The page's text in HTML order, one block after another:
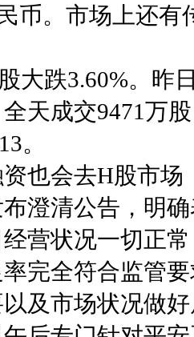
币。市场上还
大跌3.60%。昨
天成交9471万
。
也会去H股市场
澄清公告，明
营状况一切正
完全符合监管
及市场状况做